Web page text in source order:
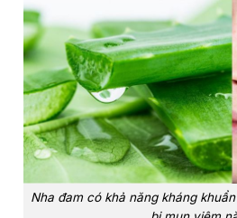
Nha đam có khả năng kháng